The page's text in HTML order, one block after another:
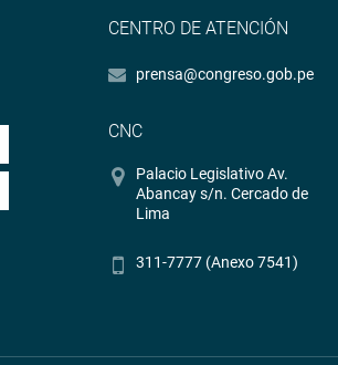
CENTRO DE ATENCIÓN
prensa@congreso.gob.pe
CNC
Palacio Legislativo Av.
Abancay s/n. Cercado de
Lima
311-7777 (Anexo 7541)